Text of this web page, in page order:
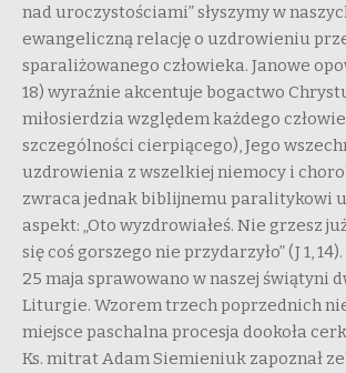
nad uroczystościami” słyszymy w
ewangeliczną relację o uzdrowieniu
sparaliżowanego człowieka. Janowe
18) wyraźnie akcentuje bogactwo
miłosierdzia względem każdego
szczególności cierpiącego), Jego
uzdrowienia z wszelkiej niemocy i
zwraca jednak biblijnemu paralitykowi
aspekt: „Oto wyzdrowiałeś. Nie grzesz
się coś gorszego nie przydarzyło” (J 1, 14).
25 maja sprawowano w naszej świątyni
Liturgie. Wzorem trzech poprzednich
miejsce paschalna procesja dookoła
Ks. mitrat Adam Siemieniuk zapoznał